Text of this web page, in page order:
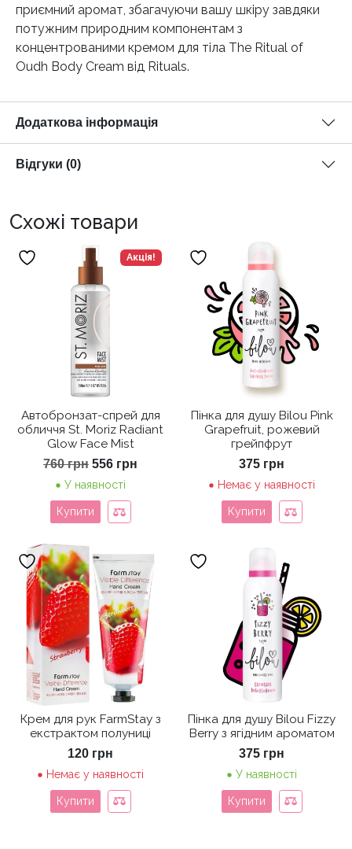
приємний аромат, збагачуючи вашу шкіру завдяки
потужним природним компонентам з
концентрованими кремом для тіла The Ritual of
Oudh Body Cream від Rituals.
Додаткова інформація
Відгуки (0)
Схожі товари
Акція!
Автобронзат-спрей для
обличчя St. Moriz Radiant
Glow Face Mist
760грн Оригінальна
760 грн.
556 грн
У наявності
Купити
Пінка для душу Bilou Pink
Grapefruit, рожевий
грейпфрут
375 грн
Немає у наявності
Купити
Крем для рук FarmStay з
екстрактом полуниці
120 грн
Немає у наявності
Купити
Пінка для душу Bilou Fizzy
Berry з ягідним ароматом
375 грн
У наявності
Купити